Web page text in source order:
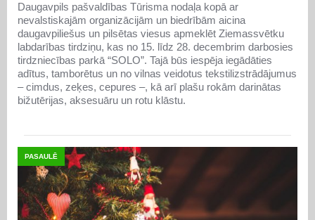
Daugavpils pašvaldības Tūrisma nodaļa kopā ar
nevalstiskajām organizācijām un biedrībām aicina
daugavpiliešus un pilsētas viesus apmeklēt Ziemassvētku
labdarības tirdziņu, kas no 15. līdz 28. decembrim darbosies
tirdzniecības parkā “SOLO”. Tajā būs iespēja iegādāties
adītus, tamborētus un no vilnas veidotus tekstilizstrādājumus
– cimdus, zeķes, cepures –, kā arī plašu rokām darinātas
bižutērijas, aksesuāru un rotu klāstu.
PASAULĒ